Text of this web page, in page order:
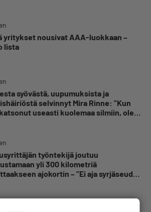
yritykset nousivat AAA-luokkaan –
lista
syövästä, uupumuksista ja
selvinnyt Mira Rinne: ”Kun
useasti kuolemaa silmiin, olen
työntekijä joutuu
yli 300 kilometriä
ajokortin – ”Ei aja syrjäseudun